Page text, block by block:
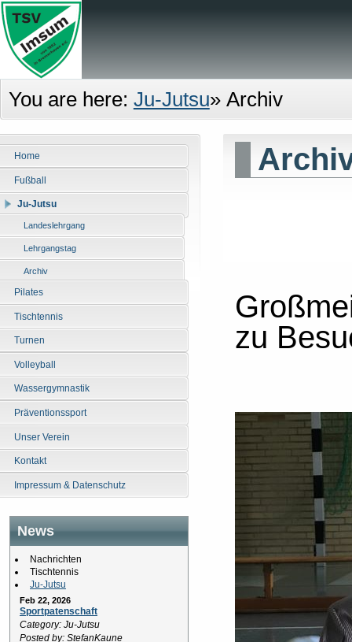
You are here: Ju-Jutsu» Archiv
Home
Fußball
Ju-Jutsu
Landeslehrgang
Lehrgangstag
Archiv
Pilates
Tischtennis
Turnen
Volleyball
Wassergymnastik
Präventionssport
Unser Verein
Kontakt
Impressum & Datenschutz
News
Nachrichten
Tischtennis
Ju-Jutsu
Feb 22, 2026
Sportpatenschaft
Category: Ju-Jutsu
Posted by: StefanKaune
zu